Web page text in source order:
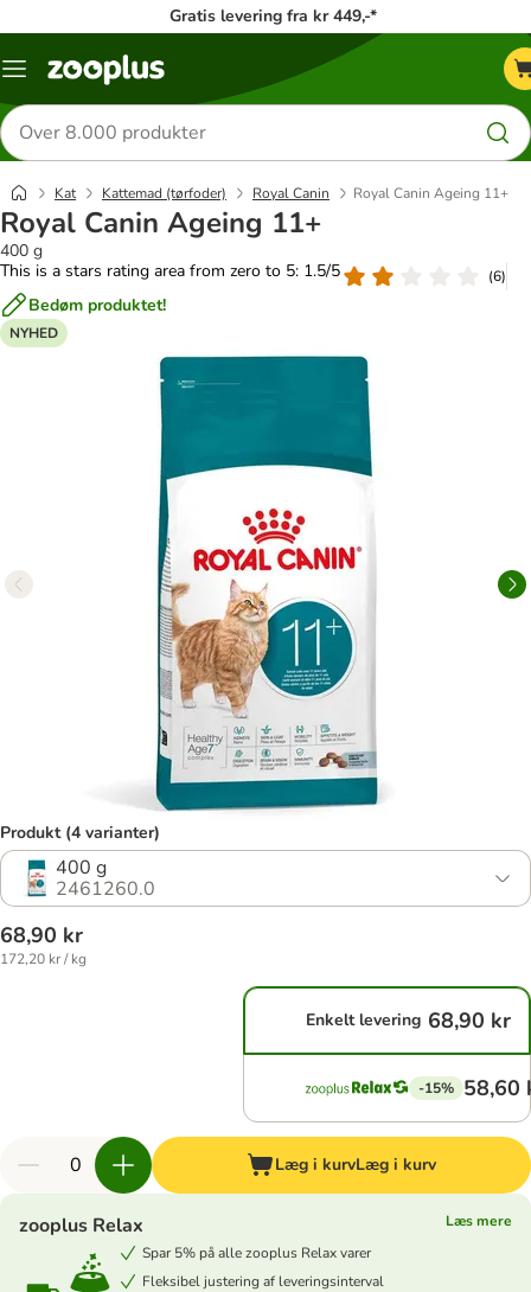
Gratis levering fra kr 449,-*
Menu
Søg
efter
produkter
Kat Kattemad (tørfoder) Royal Canin Royal Canin Ageing 11+
Royal Canin Ageing 11+
400 g
This is a stars rating area from zero to 5: 1.5/5
(6)
Bedøm produktet!
NYHED
Produkt (4 varianter)
400 g
2461260.0
68,90 kr
172,20 kr / kg
Enkelt levering 68,90 kr
-15% 58,60
Læg i kurvLæg i kurv
zooplus Relax
Læs mere
Spar 5% på alle zooplus Relax varer
Fleksibel justering af leveringsinterval